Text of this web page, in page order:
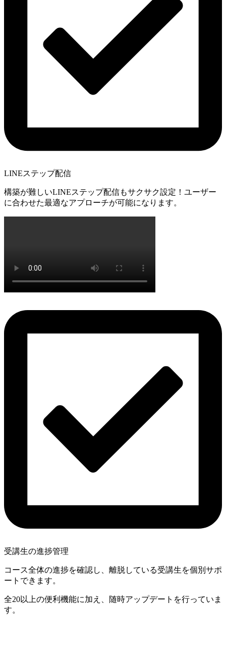
LINEステップ配信
構築が難しいLINEステップ配信もサクサク設定！ユーザー
に合わせた最適なアプローチが可能になります。
受講生の進捗管理
コース全体の進捗を確認し、離脱している受講生を個別サポ
ートできます。
全20以上の便利機能に加え、随時アップデートを行っていま
す。